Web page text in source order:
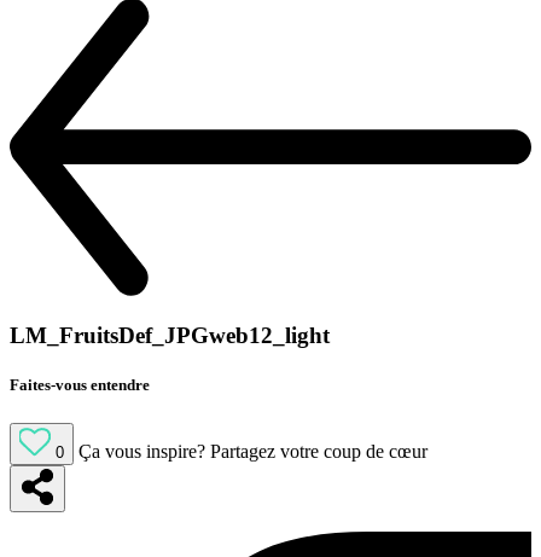
LM_FruitsDef_JPGweb12_light
Faites-vous entendre
0 Ça vous inspire? Partagez votre coup de cœur